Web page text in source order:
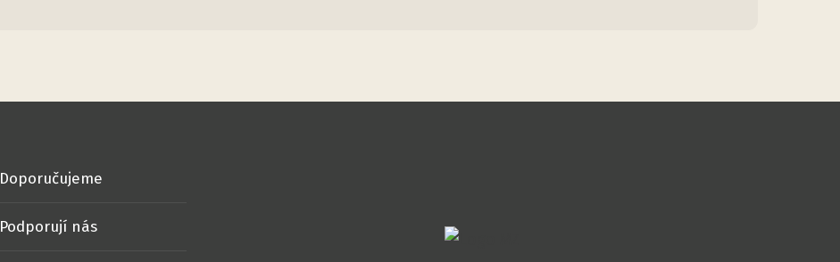
Doporučujeme
Podporují nás